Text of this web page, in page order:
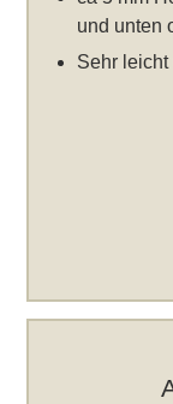
und unten
Sehr leicht